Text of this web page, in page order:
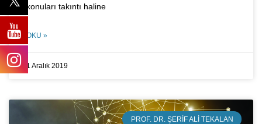
konuları takıntı haline
OKU »
1 Aralık 2019
PROF. DR. ŞERIF ALI TEKALAN